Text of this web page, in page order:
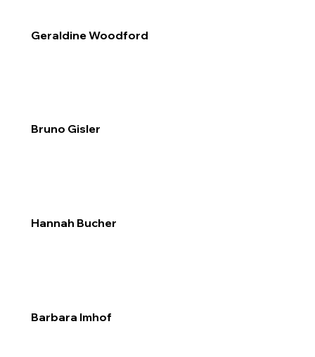
Geraldine Woodford
Bruno Gisler
Hannah Bucher
Barbara Imhof